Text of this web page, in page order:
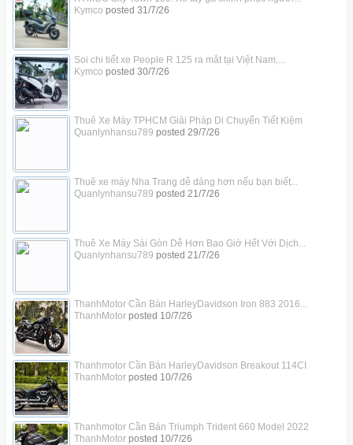
Kymco posted 31/7/26
Soi chi tiết xe People R 125 ra mắt tại Việt Nam,...
Kymco posted 30/7/26
Thuê Xe Máy TPHCM Giải Pháp Di Chuyển Tiết Kiệm
Quanlynhansu789 posted 29/7/26
Thuê xe máy Nha Trang dễ dàng hơn nếu bạn biết...
Quanlynhansu789 posted 21/7/26
Thuê Xe Máy Sài Gòn Dễ Hơn Bao Giờ Hết Với Dịch...
Quanlynhansu789 posted 21/7/26
ThanhMotor Cần Bán HarleyDavidson Iron 883 2016...
ThanhMotorposted 10/7/26
Thanhmotor Cần Bán HarleyDavidson Breakout 114CI
ThanhMotorposted 10/7/26
Thanhmotor Cần Bán Triumph Trident 660 Model 2022
ThanhMotorposted 10/7/26